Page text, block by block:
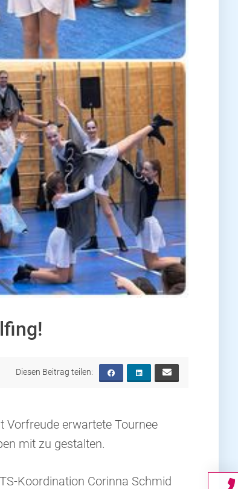
Vorfreude erwartete Tournee
mit zu gestalten.
Koordination Corinna Schmid